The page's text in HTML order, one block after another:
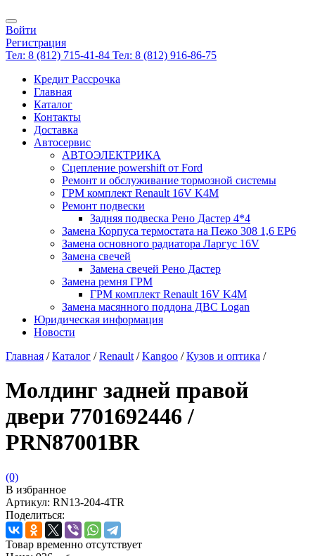
Войти
Регистрация
Тел: 8 (812) 715-41-84 Тел: 8 (812) 916-86-75
Кредит Рассрочка
Главная
Каталог
Контакты
Доставка
Автосервис
АВТОЭЛЕКТРИКА
Сцепление powershift от Ford
Ремонт и обслуживание тормозной системы
ГРМ комплект Renault 16V K4M
Ремонт подвески
Задняя подвеска Рено Дастер 4*4
Замена Корпуса термостата на Пежо 308 1,6 EP6
Замена основного радиатора Ларгус 16V
Замена свечей
Замена свечей Рено Дастер
Замена ремня ГРМ
ГРМ комплект Renault 16V K4M
Замена масянного поддона ДВС Logan
Юридическая информация
Новости
Главная / Каталог / Renault / Kangoo / Кузов и оптика /
Молдинг задней правой
двери 7701692446 /
PRN87001BR
(0)
В избранное
Артикул: RN13-204-4TR
Поделиться:
Товар временно отсутствует